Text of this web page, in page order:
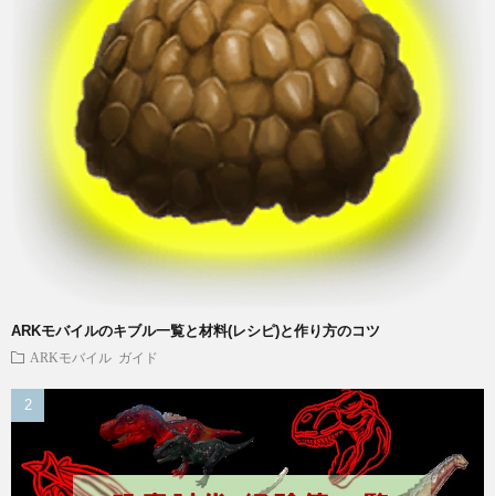
ARKモバイルのキブル一覧と材料(レシピ)と作り方のコツ
ARKモバイル ガイド